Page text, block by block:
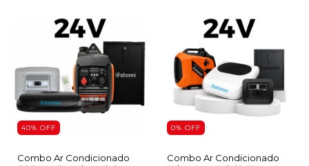
40% OFF
Combo Ar Condicionado
0% OFF
Combo Ar Condicionado